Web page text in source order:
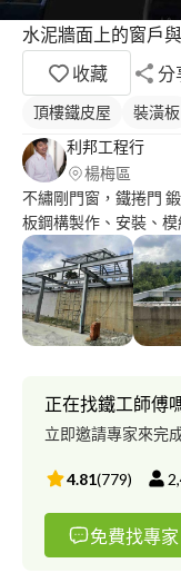
水泥牆面上的窗戶
收藏
分
頂樓鐵皮屋
裝潢板
利邦工程行
楊梅區
不繡剛門窗，鐵捲門
板鋼構製作、安裝、
正在找鐵工師傅
立即邀請專家來完
4.81(779)
免費找專家